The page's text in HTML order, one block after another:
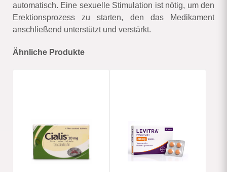
automatisch. Eine sexuelle Stimulation ist nötig, um den
Erektionsprozess zu starten, den das Medikament
anschließend unterstützt und verstärkt.
Ähnliche Produkte